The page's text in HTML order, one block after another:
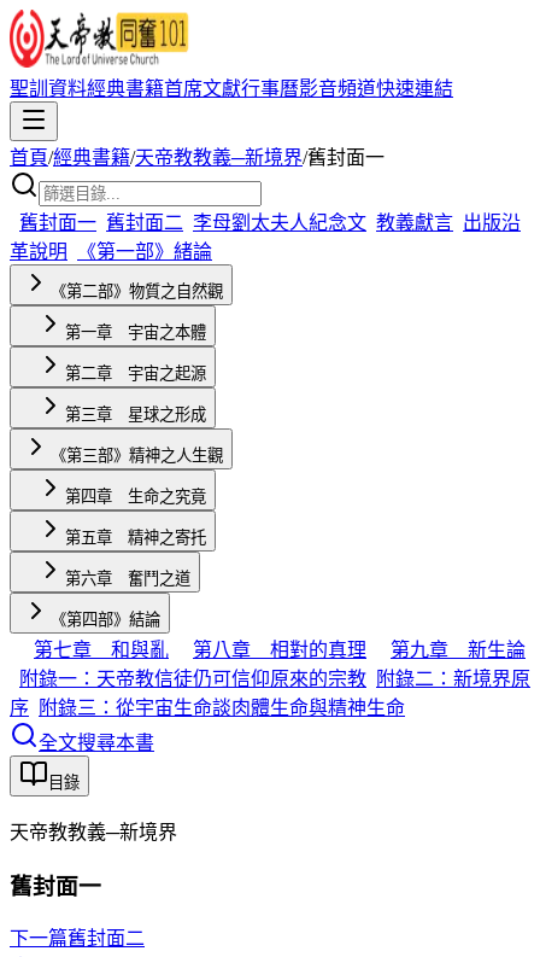
聖訓資料經典書籍首席文獻行事曆影音頻道快速連結
首頁/經典書籍/天帝教教義─新境界/舊封面一
舊封面一 舊封面二 李母劉太夫人紀念文 教義獻言 出版沿
革說明
《第一部》緒論
《第二部》物質之自然觀
第一章 宇宙之本體
第二章 宇宙之起源
第三章 星球之形成
《第三部》精神之人生觀
第四章 生命之究竟
第五章 精神之寄托
第六章 奮鬥之道
《第四部》結論
第七章 和與亂 第八章 相對的真理
第九章 新生論
附錄一：天帝教信徒仍可信仰原來的宗教
附錄二：新境界原
序
附錄三：從宇宙生命談肉體生命與精神生命
全文搜尋本書
目錄
天帝教教義─新境界
舊封面一
下一篇舊封面二